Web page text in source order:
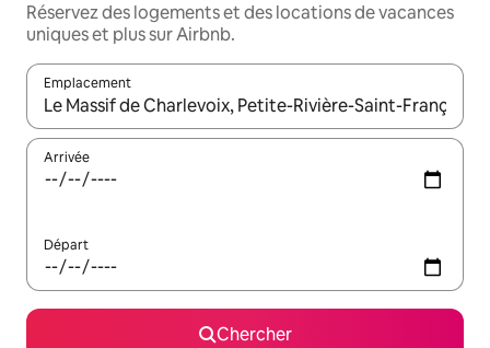
Réservez des logements et des locations de vacances
uniques et plus sur Airbnb.
Emplacement
Quand les résultats sont affichés, parcourez-les en utilisant
Arrivée
Départ
Chercher